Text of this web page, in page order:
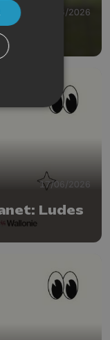
17/06/2026
17/06/2026
Ludes